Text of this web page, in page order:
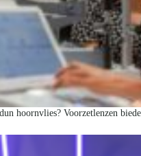
hoornvlies? Voorzetlenzen